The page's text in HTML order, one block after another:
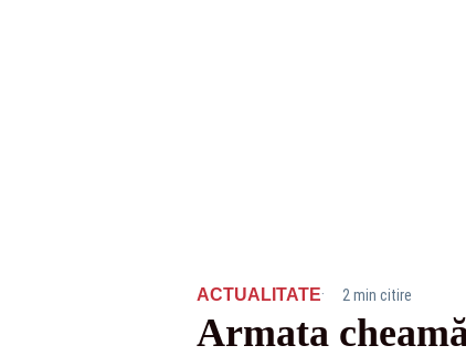
ACTUALITATE· 2 min citire
Armata